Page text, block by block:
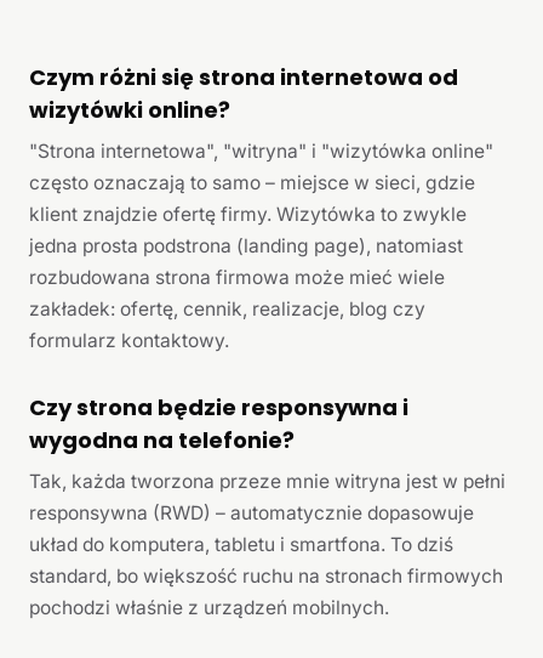
Czym różni się strona internetowa od
wizytówki online?
"Strona internetowa", "witryna" i "wizytówka online"
często oznaczają to samo – miejsce w sieci, gdzie
klient znajdzie ofertę firmy. Wizytówka to zwykle
jedna prosta podstrona (landing page), natomiast
rozbudowana strona firmowa może mieć wiele
zakładek: ofertę, cennik, realizacje, blog czy
formularz kontaktowy.
Czy strona będzie responsywna i
wygodna na telefonie?
Tak, każda tworzona przeze mnie witryna jest w pełni
responsywna (RWD) – automatycznie dopasowuje
układ do komputera, tabletu i smartfona. To dziś
standard, bo większość ruchu na stronach firmowych
pochodzi właśnie z urządzeń mobilnych.